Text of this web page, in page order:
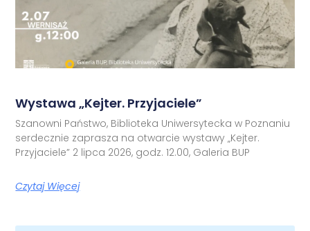
Wystawa „Kejter. Przyjaciele”
Szanowni Państwo, Biblioteka Uniwersytecka w Poznaniu
serdecznie zaprasza na otwarcie wystawy „Kejter.
Przyjaciele” 2 lipca 2026, godz. 12.00, Galeria BUP
Czytaj Więcej